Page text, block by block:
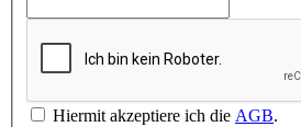
Hiermit akzeptiere ich die AGB.